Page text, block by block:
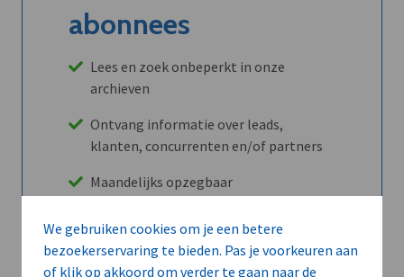
We gebruiken cookies om je een betere
bezoekerservaring te bieden. Pas je voorkeuren aan
of klik op akkoord om verder te gaan naar de
abonnees
Lees en zoek onbeperkt in onze
archieven
Ontvang informatie over leads,
klanten, concurrenten en/of partners
Maandelijks opzegbaar
Ontdek alle voordelen